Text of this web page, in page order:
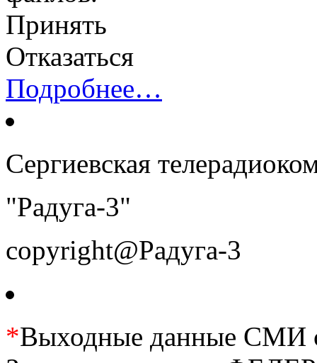
Принять
Отказаться
Подробнее…
Сергиевская
"Радуга-3"
copyright@Радуга-3
*Выходные данные СМИ